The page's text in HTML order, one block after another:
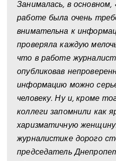
Занималась, в основном,
работе была очень
внимательна к
проверяла каждую
что в работе
опубликовав
информацию можно
человеку. Ну и, кроме
коллеги запомнили как
харизматичную
журналистике дорого
председатель